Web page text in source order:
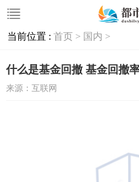
当前位置 : 首页 > 国内 >
什么是基金回撤 基金回撤
来源：互联网